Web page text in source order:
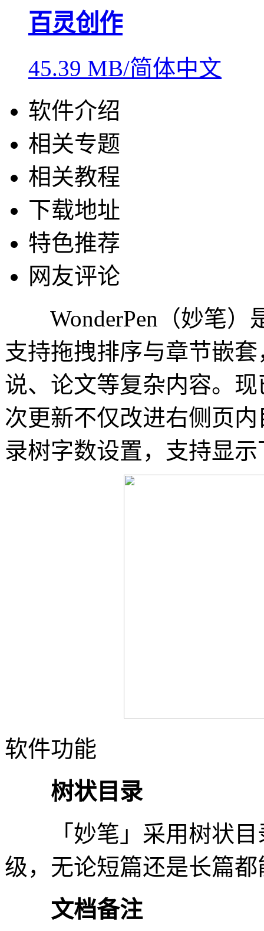
百灵创作
45.39 MB/简体中文
软件介绍
相关专题
相关教程
下载地址
特色推荐
网友评论
WonderPen（妙笔）
支持拖拽排序与章节嵌
说、论文等复杂内容。
次更新不仅改进右侧页
录树字数设置，支持显
软件功能
树状目录
「妙笔」采用树状目
级，无论短篇还是长篇
文档备注